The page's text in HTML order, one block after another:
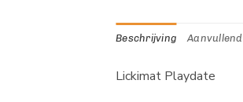
Beschrijving
Lickimat Playdate